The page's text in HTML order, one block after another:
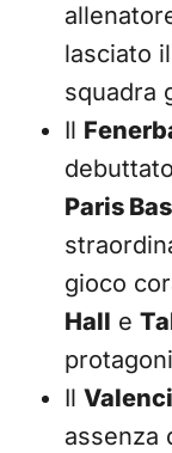
lasciato
squadra
Il
Paris
gioco
Hall e
Il
assenza